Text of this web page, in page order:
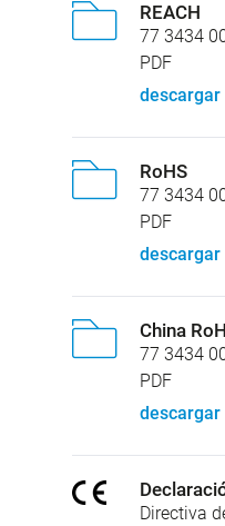
REACH
77 3434
PDF
descargar
RoHS
77 3434
PDF
descargar
China
77 3434
PDF
descargar
Directiva